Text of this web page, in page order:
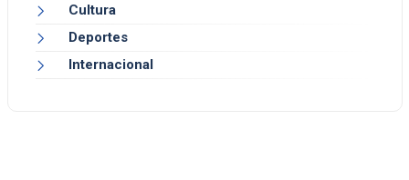
Cultura
Deportes
Internacional